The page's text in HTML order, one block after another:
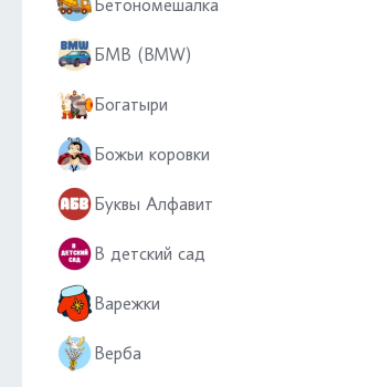
Бетономешалка
БМВ (BMW)
Богатыри
Божьи коровки
Буквы Алфавит
В детский сад
Варежки
Верба